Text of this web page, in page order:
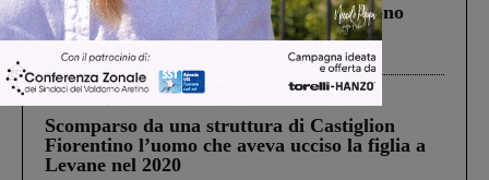
Un anno fa la strage in A1 in cui morirono
Gianni, Giulia e Franco. Lo schianto, il
processo, lo stop ai sorpassi fra tir....
3 Agosto 2026
Scomparso da una struttura di Castiglion
Fiorentino l’uomo che aveva ucciso la figlia a
Levane nel 2020